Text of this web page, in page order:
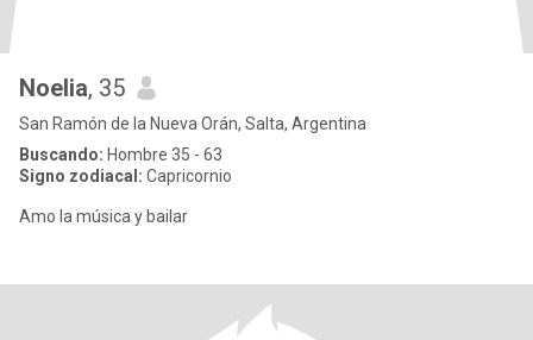
Noelia, 35
San Ramón de la Nueva Orán, Salta, Argentina
Buscando: Hombre 35 - 63
Signo zodiacal: Capricornio
Amo la música y bailar